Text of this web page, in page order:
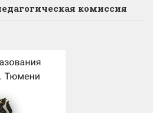
комиссия